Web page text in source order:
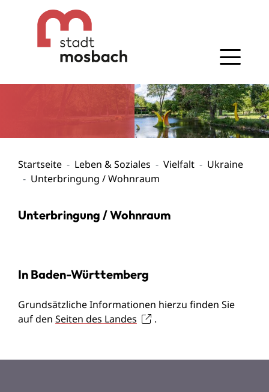
Gehe zum Navigationsbereich
Gehe zum Inhalt
Startseite Leben & Soziales Vielfalt
Ukraine
Unterbringung / Wohnraum
Unterbringung / Wohnraum
In Baden-Württemberg
Grundsätzliche Informationen hierzu finden Sie
auf den Seiten des Landes .